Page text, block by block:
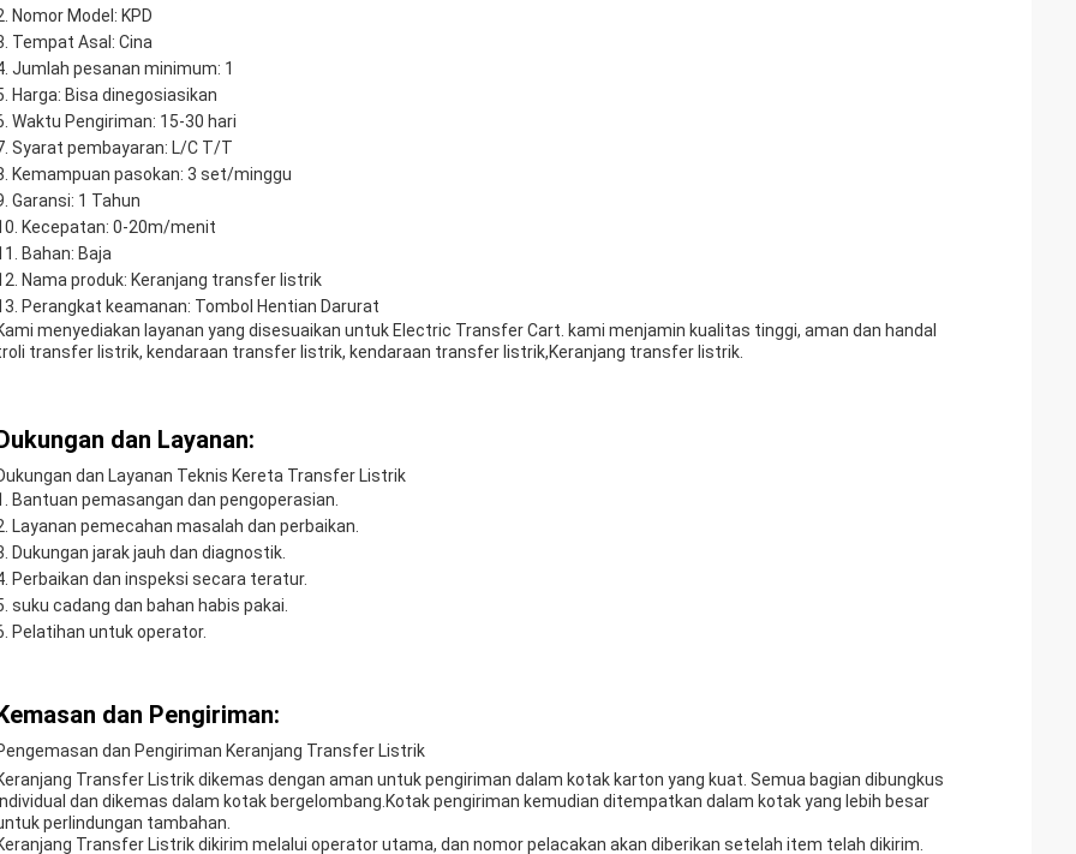
Nomor Model: KPD
Tempat Asal: Cina
Jumlah pesanan minimum: 1
Harga: Bisa dinegosiasikan
Waktu Pengiriman: 15-30 hari
Syarat pembayaran: L/C T/T
Kemampuan pasokan: 3 set/minggu
Garansi: 1 Tahun
Kecepatan: 0-20m/menit
Bahan: Baja
Nama produk: Keranjang transfer listrik
Perangkat keamanan: Tombol Hentian Darurat
menyediakan layanan yang disesuaikan untuk Electric Transfer Cart. kami menjamin kualitas tinggi, aman dan handal
transfer listrik, kendaraan transfer listrik, kendaraan transfer listrik,Keranjang transfer listrik.
dan Layanan:
dan Layanan Teknis Kereta Transfer Listrik
Bantuan pemasangan dan pengoperasian.
Layanan pemecahan masalah dan perbaikan.
Dukungan jarak jauh dan diagnostik.
Perbaikan dan inspeksi secara teratur.
suku cadang dan bahan habis pakai.
Pelatihan untuk operator.
dan Pengiriman:
dan Pengiriman Keranjang Transfer Listrik
Transfer Listrik dikemas dengan aman untuk pengiriman dalam kotak karton yang kuat. Semua bagian dibungkus
dan dikemas dalam kotak bergelombang.Kotak pengiriman kemudian ditempatkan dalam kotak yang lebih besar
perlindungan tambahan.
Transfer Listrik dikirim melalui operator utama, dan nomor pelacakan akan diberikan setelah item telah dikirim.